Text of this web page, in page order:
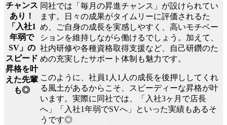
チャンス
あり！
「入社1
年弱で
SV」の
スピード
昇格を叶
えた先輩
も◎
同社では「毎月の昇進チャンス」が設けられてい
ます。日々の成果がタイムリーに評価されるた
め、ご自身の成長を実感しやすく、高いモチベー
ションを維持しながら働けるでしょう。加えて、
社内研修や各種資格取得支援など、自己研鑽のた
めの充実したサポート体制も魅力です。
このように、社員1人1人の成長を後押ししてくれ
る風土があるからこそ、スピーディーな昇格が叶
います。実際に同社では、「入社3ヶ月で店長
へ」「入社1年弱でSVへ」といった実績もあるそ
うです◎